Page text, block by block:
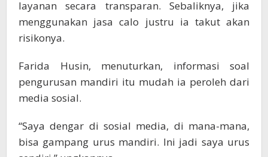
layanan secara transparan. Sebaliknya, jika
menggunakan jasa calo justru ia takut akan
risikonya.
Farida Husin, menuturkan, informasi soal
pengurusan mandiri itu mudah ia peroleh dari
media sosial.
“Saya dengar di sosial media, di mana-mana,
bisa gampang urus mandiri. Ini jadi saya urus